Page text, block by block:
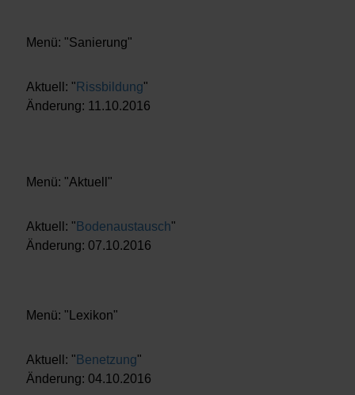
Menü: "Sanierung"
Aktuell: " Rissbildung"
Änderung: 11.10.2016
Menü: "Aktuell"
Aktuell: " Bodenaustausch"
Änderung: 07.10.2016
Menü: "Lexikon"
Aktuell: " Benetzung"
Änderung: 04.10.2016